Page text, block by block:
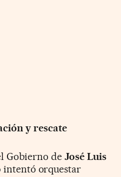
y rescate
Gobierno deJosé Luis
intentó orquestar